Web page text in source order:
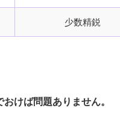
少数精鋭
けば問題ありません。